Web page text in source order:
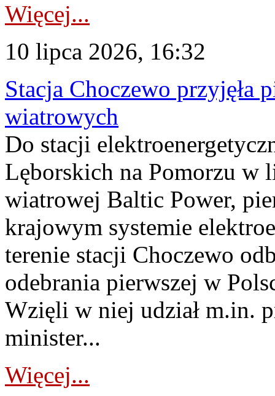
Więcej...
10 lipca 2026, 16:32
Stacja Choczewo przyjęła
wiatrowych
Do stacji
Lęborskich na Pomorzu w
wiatrowej Baltic Power,
krajowym systemie
terenie stacji Choczewo
odebrania pierwszej w
Wzięli w niej udział m.in.
minister...
Więcej...